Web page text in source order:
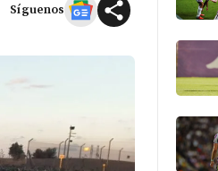
Síguenos